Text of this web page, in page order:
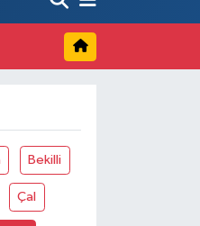
Bekilli
Çal